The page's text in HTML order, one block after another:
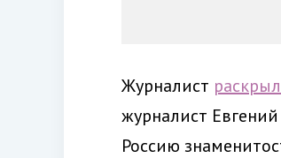
Журналист
журналист
Россию